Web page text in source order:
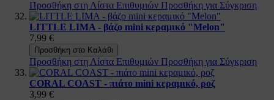
Προσθήκη στη Λίστα Επιθυμιών Προσθήκη για Σύγκριση
LITTLE LIMA - βάζο mini κεραμικό "Melon"
7,99 €
Προσθήκη στο Καλάθι
Προσθήκη στη Λίστα Επιθυμιών Προσθήκη για Σύγκριση
CORAL COAST - πιάτο mini κεραμικό, ροζ
3,99 €